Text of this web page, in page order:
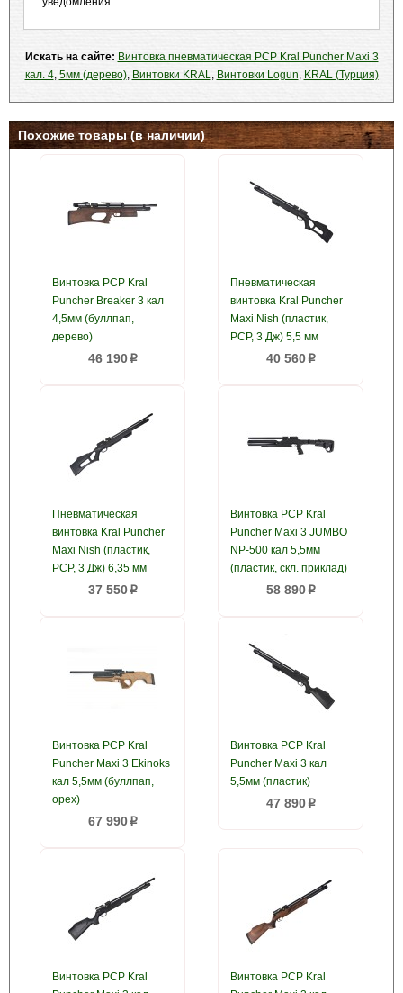
Искать на сайте: Винтовка пневматическая PCP Kral Puncher Maxi 3
кал. 4, 5мм (дерево), Винтовки KRAL, Винтовки Logun, KRAL (Турция)
Похожие товары (в наличии)
Винтовка PCP Kral
Puncher Breaker 3 кал
4,5мм (буллпап,
дерево)
46 190p
Пневматическая
винтовка Kral Puncher
Maxi Nish (пластик,
PCP, 3 Дж) 5,5 мм
40 560p
Пневматическая
винтовка Kral Puncher
Maxi Nish (пластик,
PCP, 3 Дж) 6,35 мм
37 550p
Винтовка PCP Kral
Puncher Maxi 3 JUMBO
NP-500 кал 5,5мм
(пластик, скл. приклад)
58 890p
Винтовка PCP Kral
Puncher Maxi 3 Ekinoks
кал 5,5мм (буллпап,
орех)
67 990p
Винтовка PCP Kral
Puncher Maxi 3 кал
5,5мм (пластик)
47 890p
Винтовка PCP Kral
Винтовка PCP Kral